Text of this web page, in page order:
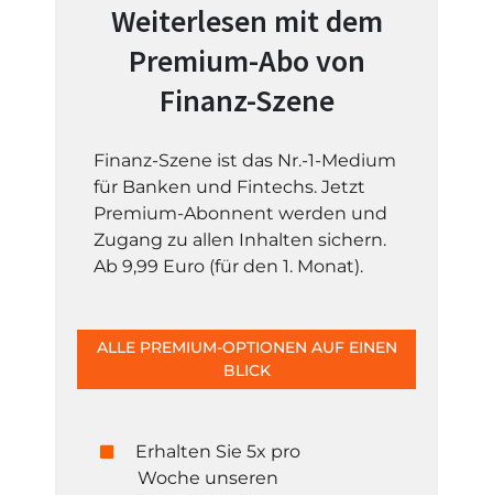
Weiterlesen mit dem
Premium-Abo von
Finanz-Szene
Finanz-Szene ist das Nr.-1-Medium
für Banken und Fintechs. Jetzt
Premium-Abonnent werden und
Zugang zu allen Inhalten sichern.
Ab 9,99 Euro (für den 1. Monat).
ALLE PREMIUM-OPTIONEN AUF EINEN
BLICK
Erhalten Sie 5x pro
Woche unseren